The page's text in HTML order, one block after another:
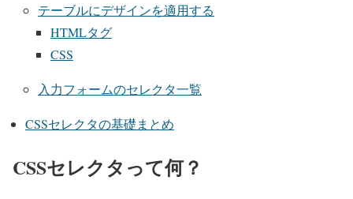
テーブルにデザインを適用する
HTMLタグ
CSS
入力フォームのセレクタ一覧
CSSセレクタの基礎まとめ
CSSセレクタって何？